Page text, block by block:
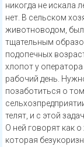
никогда не искала
нет. В сельском
животноводом,
тщательным
подопечных
хлопот у оператора
рабочий день.
позаботиться о
телят, и с этой
О ней говорят как
которая